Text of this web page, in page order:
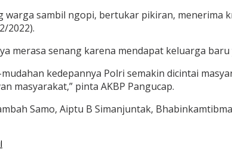
sambil ngopi, bertukar pikiran, menerima
2022).
merasa senang karena mendapat keluarga
kedepannya Polri semakin dicintai
masyarakat,” pinta AKBP Pangucap.
Samo, Aiptu B Simanjuntak,